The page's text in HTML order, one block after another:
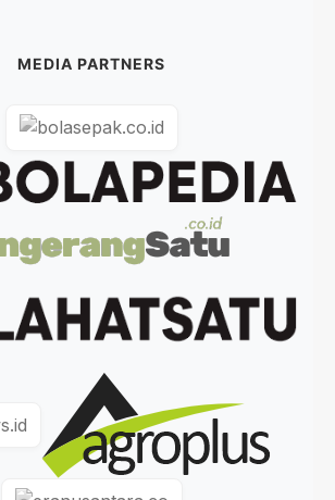
MEDIA PARTNERS